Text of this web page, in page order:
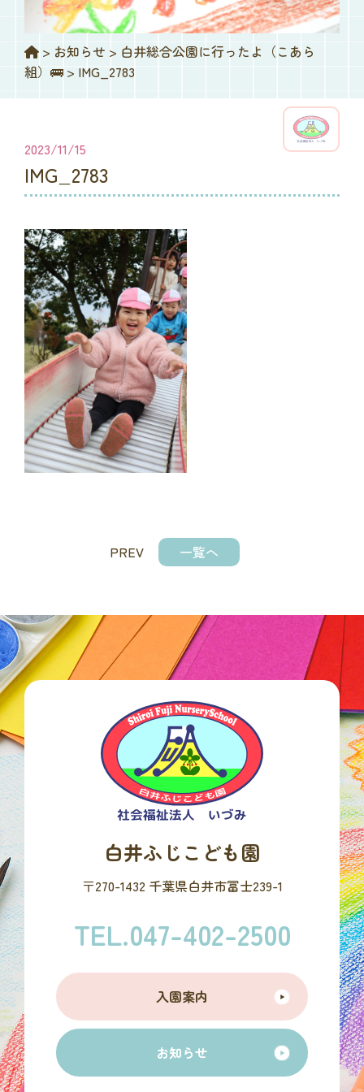
> お知らせ > 白井総合公園に行ったよ（こあら
組）🚌 > IMG_2783
2023/11/15
IMG_2783
PREV 一覧へ
白井ふじこども園
〒270-1432 千葉県白井市冨士239-1
TEL.047-402-2500
入園案内
お知らせ